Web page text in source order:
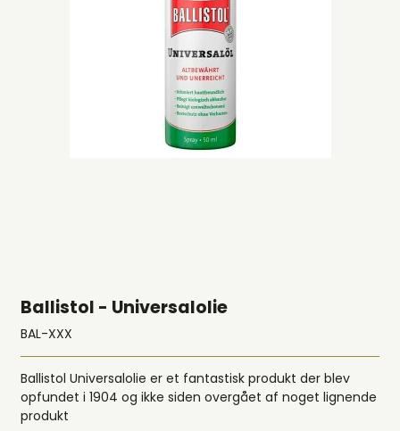
Ballistol - Universalolie
BAL-XXX
Ballistol Universalolie er et fantastisk produkt der blev
opfundet i 1904 og ikke siden overgået af noget lignende
produkt